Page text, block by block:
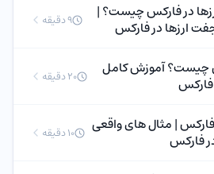
در فارکس چیست؟ |
ارزها در فارکس 9 دقیقه
چیست؟ آموزش کامل 20 دقیقه
فارکس | مثال های واقعی
فارکس 10 دقیقه